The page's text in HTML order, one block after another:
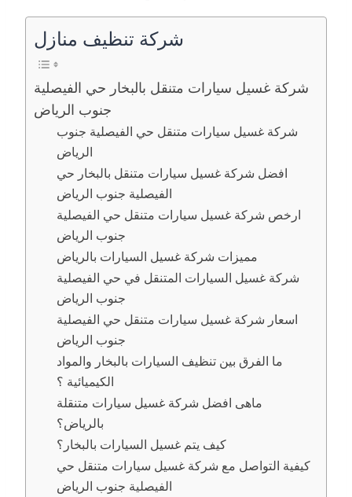
شركة تنظيف منازل
شركة غسيل سيارات متنقل بالبخار حي الفيصلية
جنوب الرياض
شركة غسيل سيارات متنقل حي الفيصلية جنوب
الرياض
افضل شركة غسيل سيارات متنقل بالبخار حي
الفيصلية جنوب الرياض
ارخص شركة غسيل سيارات متنقل حي الفيصلية
جنوب الرياض
مميزات شركة غسيل السيارات بالرياض
شركة غسيل السيارات المتنقل في حي الفيصلية
جنوب الرياض
اسعار شركة غسيل سيارات متنقل حي الفيصلية
جنوب الرياض
ما الفرق بين تنظيف السيارات بالبخار والمواد
الكيميائية ؟
ماهى افضل شركة غسيل سيارات متنقلة
بالرياض؟
كيف يتم غسيل السيارات بالبخار؟
كيفية التواصل مع شركة غسيل سيارات متنقل حي
الفيصلية جنوب الرياض